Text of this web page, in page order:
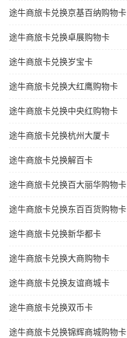
途牛商旅卡兑换京基百纳购物卡
途牛商旅卡兑换卓展购物卡
途牛商旅卡兑换岁宝卡
途牛商旅卡兑换大红鹰购物卡
途牛商旅卡兑换中央红购物卡
途牛商旅卡兑换杭州大厦卡
途牛商旅卡兑换解百卡
途牛商旅卡兑换百大丽华购物卡
途牛商旅卡兑换东百百货购物卡
途牛商旅卡兑换新华都卡
途牛商旅卡兑换大商购物卡
途牛商旅卡兑换友谊商城卡
途牛商旅卡兑换双币卡
途牛商旅卡兑换锦辉商城购物卡